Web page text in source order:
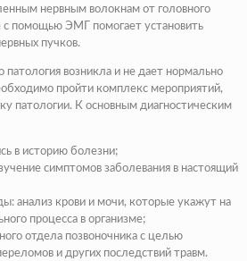
нервным волокнам от головного
с помощью ЭМГ помогает установить
пучков.
возникла и не дает нормально
пройти комплекс мероприятий,
патологии. К основным диагностическим
в историю болезни;
симптомов заболевания в настоящий
анализ крови и мочи, которые укажут на
процесса в организме;
отдела позвоночника с целью
и других последствий травм.